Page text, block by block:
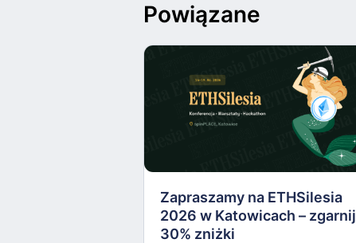
Powiązane
Zapraszamy na ETHSilesia
2026 w Katowicach – zgarnij
30% zniżki